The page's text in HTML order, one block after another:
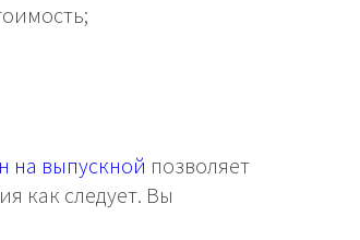
на выпускной позволяет
как следует. Вы